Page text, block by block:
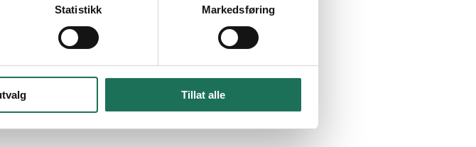
Statistikk Markedsføring
Tillat alle